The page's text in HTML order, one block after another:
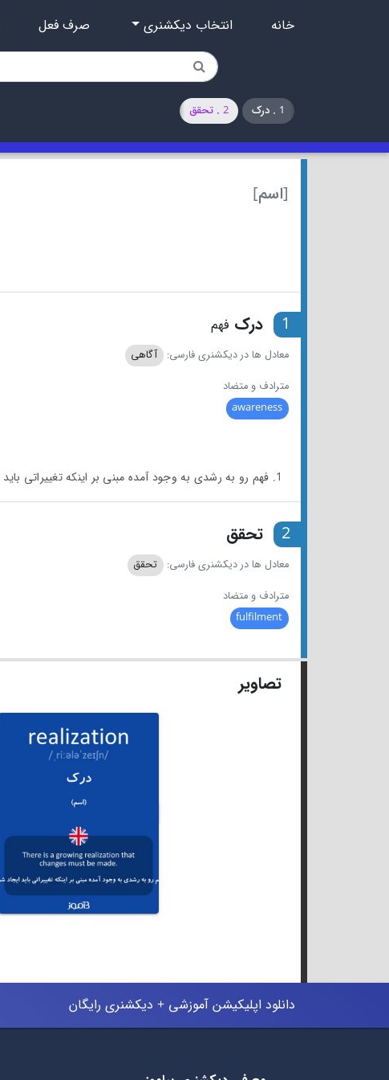
خانه انتخاب دیکشنری صرف فعل
1 . درک 2 . تحقق
[اسم]
1 درک فهم
معادل ها در دیکشنری فارسی:
آگاهی
مترادف و متضاد
awareness
1. فهم رو به رشدی به وجود آمده مبنی بر اینکه تغییراتی باید ایجاد شود.
2 تحقق
معادل ها در دیکشنری فارسی:
تحقق
مترادف و متضاد
fulfilment
تصاویر
دانلود اپلیکیشن آموزشی + دیکشنری رایگان